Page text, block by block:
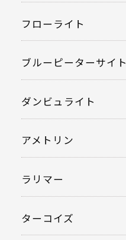
フローライト
ブルーピーターサイト
ダンビュライト
アメトリン
ラリマー
ターコイズ